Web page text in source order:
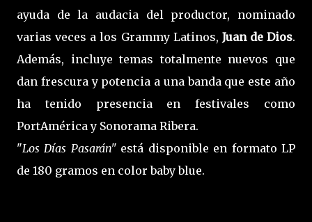
ayuda de la audacia del productor, nominado
varias veces a los Grammy Latinos, Juan de Dios.
Además, incluye temas totalmente nuevos que
dan frescura y potencia a una banda que este año
ha tenido presencia en festivales como
PortAmérica y Sonorama Ribera.
"Los Días Pasarán"está disponible en formato LP
de 180 gramos en color baby blue.